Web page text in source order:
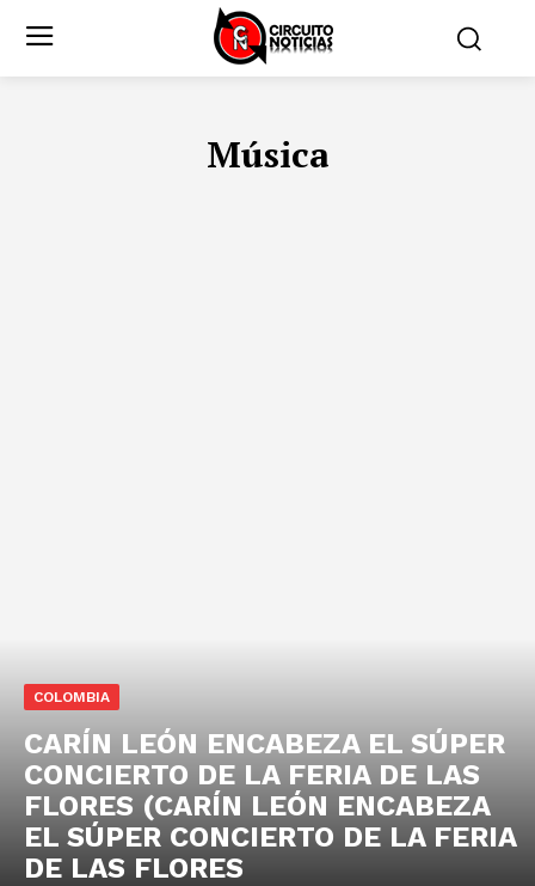
Música
COLOMBIA
CARÍN LEÓN ENCABEZA EL SÚPER
CONCIERTO DE LA FERIA DE LAS
FLORES (CARÍN LEÓN ENCABEZA
EL SÚPER CONCIERTO DE LA FERIA
DE LAS FLORES